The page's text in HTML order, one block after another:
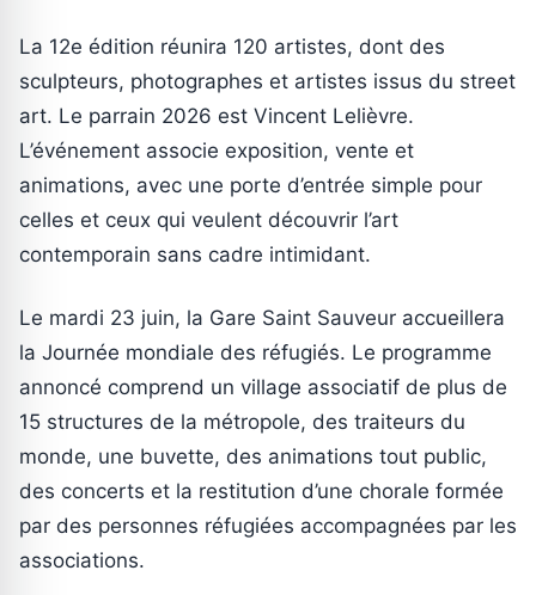
La 12e édition réunira 120 artistes, dont des
sculpteurs, photographes et artistes issus du street
art. Le parrain 2026 est Vincent Lelièvre.
L’événement associe exposition, vente et
animations, avec une porte d’entrée simple pour
celles et ceux qui veulent découvrir l’art
contemporain sans cadre intimidant.
Le mardi 23 juin, la Gare Saint Sauveur accueillera
la Journée mondiale des réfugiés. Le programme
annoncé comprend un village associatif de plus de
15 structures de la métropole, des traiteurs du
monde, une buvette, des animations tout public,
des concerts et la restitution d’une chorale formée
par des personnes réfugiées accompagnées par les
associations.